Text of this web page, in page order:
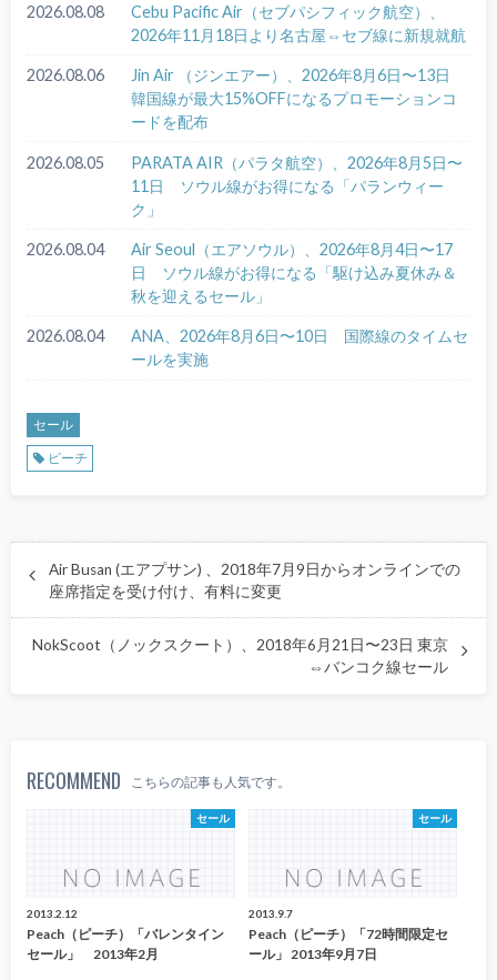
2026.08.08
Cebu Pacific Air（セブパシフィック航空）、
2026年11月18日より名古屋⇔セブ線に新規就航
2026.08.06
Jin Air （ジンエアー）、2026年8月6日〜13日
韓国線が最大15%OFFになるプロモーションコ
ードを配布
2026.08.05
PARATA AIR（パラタ航空）、2026年8月5日〜
11日 ソウル線がお得になる「パランウィー
ク」
2026.08.04
Air Seoul（エアソウル）、2026年8月4日〜17
日 ソウル線がお得になる「駆け込み夏休み＆
秋を迎えるセール」
2026.08.04
ANA、2026年8月6日〜10日 国際線のタイムセ
ールを実施
セール
ピーチ
Air Busan (エアプサン) 、2018年7月9日からオンラインでの
座席指定を受け付け、有料に変更
NokScoot（ノックスクート）、2018年6月21日〜23日 東京
⇔バンコク線セール
RECOMMEND こちらの記事も人気です。
セール
2013.2.12
Peach（ピーチ）「バレンタイン
セール」 2013年2月
セール
2013.9.7
Peach（ピーチ）「72時間限定セ
ール」 2013年9月7日